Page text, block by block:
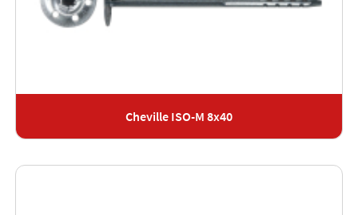
Cheville ISO-M 8x40